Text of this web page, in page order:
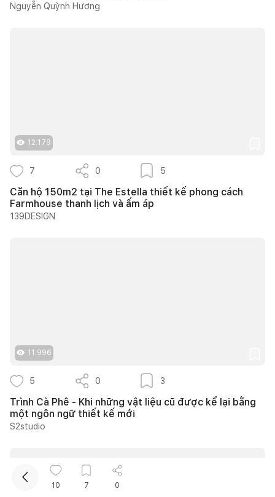
Nguyễn Quỳnh Hương
12.179
7 0 5
Căn hộ 150m2 tại The Estella thiết kế phong cách
Farmhouse thanh lịch và ấm áp
139DESIGN
11.996
5 0 3
Trình Cà Phê - Khi những vật liệu cũ được kể lại bằng
một ngôn ngữ thiết kế mới
S2studio
10 7 0